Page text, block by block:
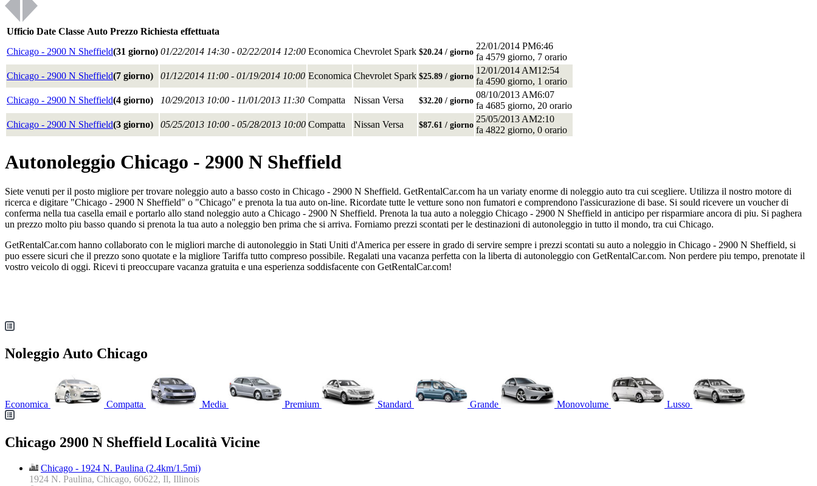
Ufficio Date Classe Auto Prezzo Richiesta effettuata
Chicago - 2900 N Sheffield(31 giorno) 01/22/2014 14:30 - 02/22/2014 12:00 Economica Chevrolet Spark $20.24 / giorno
22/01/2014 PM6:46
fa 4579 giorno, 7 orario
Chicago - 2900 N Sheffield(7 giorno) 01/12/2014 11:00 - 01/19/2014 10:00 Economica Chevrolet Spark $25.89 / giorno
12/01/2014 AM12:54
fa 4590 giorno, 1 orario
Chicago - 2900 N Sheffield(4 giorno) 10/29/2013 10:00 - 11/01/2013 11:30 Compatta Nissan Versa $32.20 / giorno
08/10/2013 AM6:07
fa 4685 giorno, 20 orario
Chicago - 2900 N Sheffield(3 giorno) 05/25/2013 10:00 - 05/28/2013 10:00 Compatta Nissan Versa $87.61 / giorno
25/05/2013 AM2:10
fa 4822 giorno, 0 orario
Autonoleggio Chicago - 2900 N Sheffield
Siete venuti per il posto migliore per trovare noleggio auto a basso costo in Chicago - 2900 N Sheffield. GetRentalCar.com ha un variaty enorme di noleggio auto tra cui scegliere. Utilizza il nostro motore di
ricerca e digitare "Chicago - 2900 N Sheffield" o "Chicago" e prenota la tua auto on-line. Ricordate tutte le vetture sono non fumatori e comprendono l'assicurazione di base. Si sould ricevere un voucher di
conferma nella tua casella email e portarlo allo stand noleggio auto a Chicago - 2900 N Sheffield. Prenota la tua auto a noleggio Chicago - 2900 N Sheffield in anticipo per risparmiare ancora di piu. Si paghera
un prezzo molto piu basso quando si prenota la tua auto a noleggio ben prima che si arriva. Forniamo prezzi scontati per le destinazioni di autonoleggio in tutto il mondo, tra cui Chicago.
GetRentalCar.com hanno collaborato con le migliori marche di autonoleggio in Stati Uniti d'America per essere in grado di servire sempre i prezzi scontati su auto a noleggio in Chicago - 2900 N Sheffield, si
puo essere sicuri che il prezzo sono quotate e la migliore Tariffa tutto compreso possibile. Regalati una vacanza perfetta con la liberta di autonoleggio con GetRentalCar.com. Non perdere piu tempo, prenotate il
vostro veicolo di oggi. Ricevi ti preoccupare vacanza gratuita e una esperienza soddisfacente con GetRentalCar.com!
Noleggio Auto Chicago
Economica Compatta Media Premium Standard Grande Monovolume Lusso
Chicago 2900 N Sheffield Località Vicine
Chicago - 1924 N. Paulina (2.4km/1.5mi)
1924 N. Paulina, Chicago, 60622, Il, Illinois